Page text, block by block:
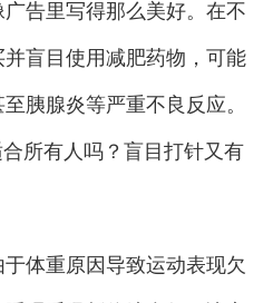
告里写得那么美好。在不
盲目使用减肥药物，可能
胰腺炎等严重不良反应。
所有人吗？盲目打针又有
体重原因导致运动表现欠